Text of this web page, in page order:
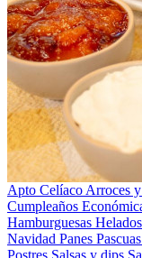
Apto Celíaco Arroces y
Cumpleaños
Hamburguesas Helados
Navidad Panes Pascuas
Postres Salsas y dips